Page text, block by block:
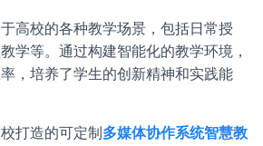
高校的各种教学场景，包括日常授
学等。通过构建智能化的教学环境，
，培养了学生的创新精神和实践能
打造的可定制 多媒体协作系统智慧教